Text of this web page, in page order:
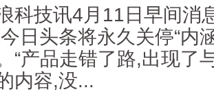
技讯4月11日早间消
日头条将永久关停“内
“产品走错了路,出现了
内容,没...